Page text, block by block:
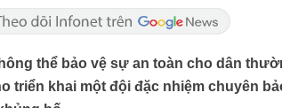
thể bảo vệ sự an toàn cho dân
triển khai một đội đặc nhiệm chuyên